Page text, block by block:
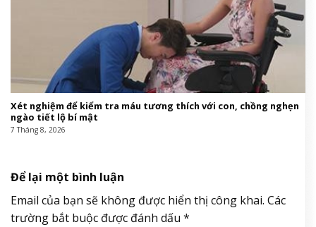
Xét nghiệm để kiểm tra máu tương thích với con, chồng nghẹn
ngào tiết lộ bí mật
7 Tháng 8, 2026
Để lại một bình luận
Email của bạn sẽ không được hiển thị công khai. Các
trường bắt buộc được đánh dấu *